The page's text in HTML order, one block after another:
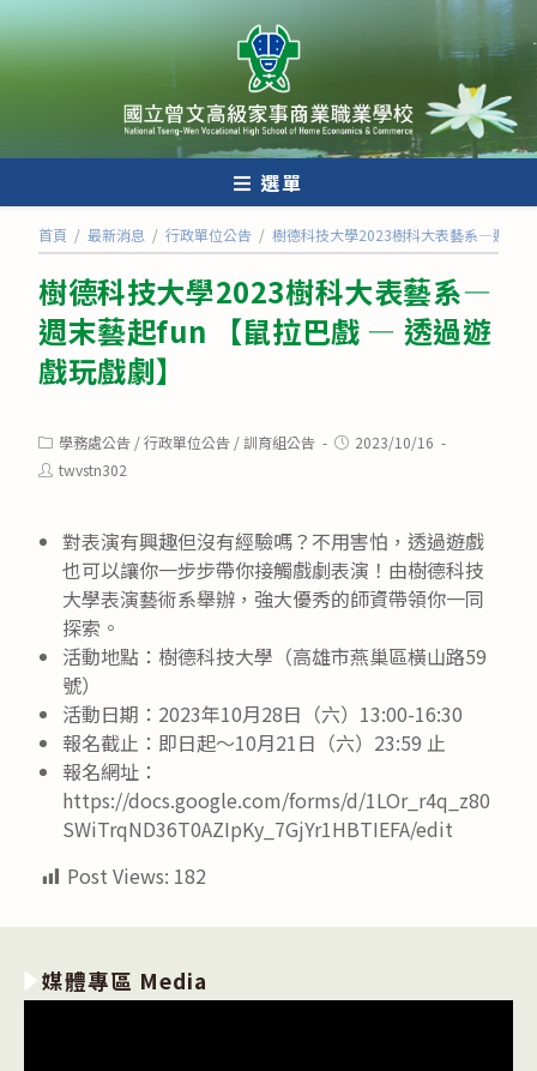
跳
轉
至
內
選單
首頁 / 最新消息 / 行政單位公告 / 樹德科技大學2023樹科大表藝系—週末
樹德科技大學2023樹科大表藝系—
週末藝起fun 【鼠拉巴戲 — 透過遊
戲玩戲劇】
Post
category:
學務處公告 /行政單位公告 /訓育組公告
Post2023/10/16
Posttwvstn302
對表演有興趣但沒有經驗嗎？不用害怕，透過遊戲
也可以讓你一步步帶你接觸戲劇表演！由樹德科技
大學表演藝術系舉辦，強大優秀的師資帶領你一同
探索。
活動地點：樹德科技大學（高雄市燕巢區橫山路59
號）
活動日期：2023年10月28日（六）13:00-16:30
報名截止：即日起～10月21日（六）23:59 止
報名網址：
https://docs.google.com/forms/d/1LOr_r4q_z80
SWiTrqND36T0AZIpKy_7GjYr1HBTIEFA/edit
Post Views: 182
媒體專區 Media